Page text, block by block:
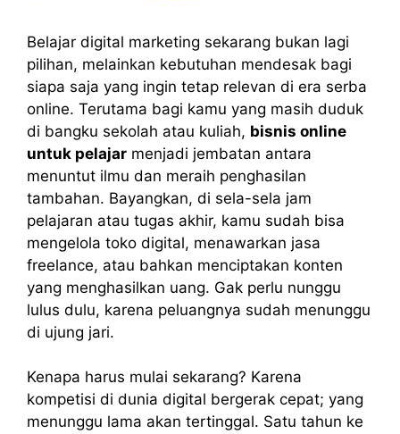
Belajar digital marketing sekarang bukan lagi
pilihan, melainkan kebutuhan mendesak bagi
siapa saja yang ingin tetap relevan di era serba
online. Terutama bagi kamu yang masih duduk
di bangku sekolah atau kuliah, bisnis online
untuk pelajar menjadi jembatan antara
menuntut ilmu dan meraih penghasilan
tambahan. Bayangkan, di sela-sela jam
pelajaran atau tugas akhir, kamu sudah bisa
mengelola toko digital, menawarkan jasa
freelance, atau bahkan menciptakan konten
yang menghasilkan uang. Gak perlu nunggu
lulus dulu, karena peluangnya sudah menunggu
di ujung jari.
Kenapa harus mulai sekarang? Karena
kompetisi di dunia digital bergerak cepat; yang
menunggu lama akan tertinggal. Satu tahun ke